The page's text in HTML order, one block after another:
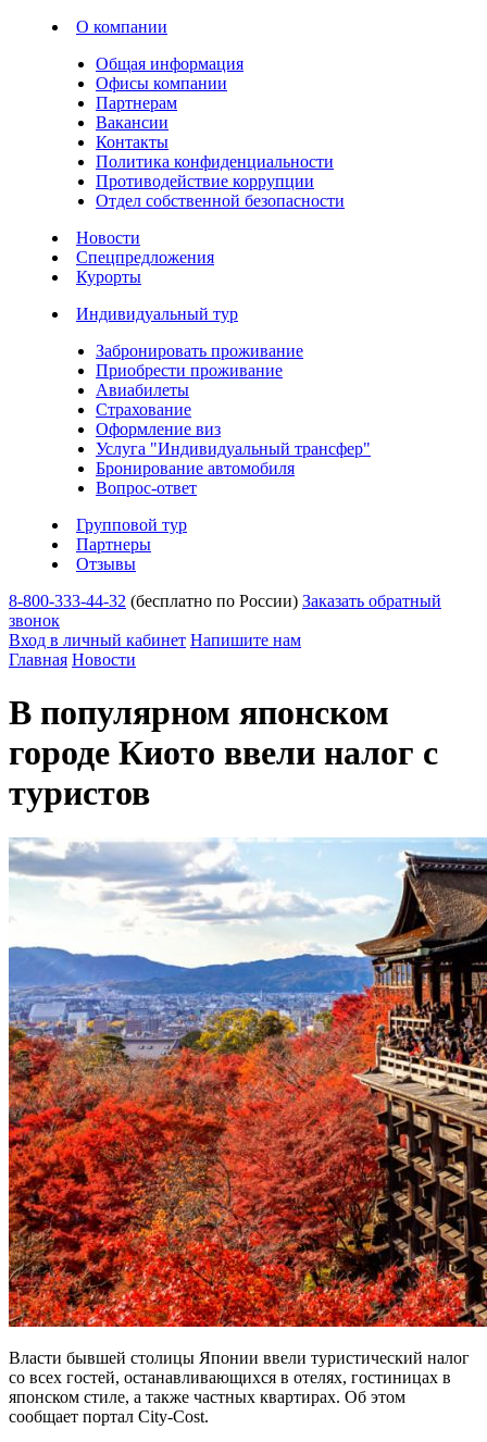
О компании
Общая информация
Офисы компании
Партнерам
Вакансии
Контакты
Политика конфиденциальности
Противодействие коррупции
Отдел собственной безопасности
Новости
Спецпредложения
Курорты
Индивидуальный тур
Забронировать проживание
Приобрести проживание
Авиабилеты
Страхование
Оформление виз
Услуга "Индивидуальный трансфер"
Бронирование автомобиля
Вопрос-ответ
Групповой тур
Партнеры
Отзывы
8-800-333-44-32 (бесплатно по России) Заказать обратный
звонок
Вход в личный кабинет Напишите нам
Главная Новости
В популярном японском
городе Киото ввели налог с
туристов
Власти бывшей столицы Японии ввели туристический налог
со всех гостей, останавливающихся в отелях, гостиницах в
японском стиле, а также частных квартирах. Об этом
сообщает портал City-Cost.